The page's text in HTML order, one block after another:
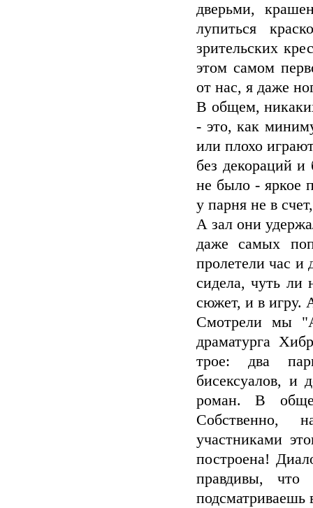
дверьми,
лупиться
зрительских
этом самом
от нас, я даже
В общем,
- это, как
или плохо
без декораций и
не было - яркое
у парня не в
А зал они
даже самых
пролетели час и
сидела, чуть
сюжет, и в игру.
Смотрели мы
драматурга
трое: два
бисексуалов, и
роман. В
Собственно,
участниками
построена!
правдивы,
подсматриваешь